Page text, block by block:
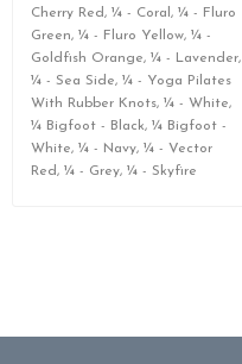
Cherry Red, ¼ - Coral, ¼ - Fluro
Green, ¼ - Fluro Yellow, ¼ -
Goldfish Orange, ¼ - Lavender,
¼ - Sea Side, ¼ - Yoga Pilates
With Rubber Knots, ¼ - White,
¼ Bigfoot - Black, ¼ Bigfoot -
White, ¼ - Navy, ¼ - Vector
Red, ¼ - Grey, ¼ - Skyfire